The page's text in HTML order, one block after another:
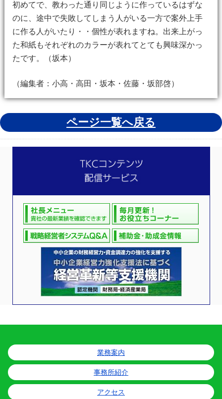
初めてで、教わった通り同じように作っているはずな
のに、途中で失敗してしまう人がいる一方で案外上手
に作る人がいたり・・個性が表れますね。出来上がっ
た和紙もそれぞれのカラーが表れてとても興味深かっ
たです。（坂本）
（編集者：小高・高田・坂本・佐藤・坂部啓）
ページ一覧へ戻る
業務案内
事務所紹介
アクセス